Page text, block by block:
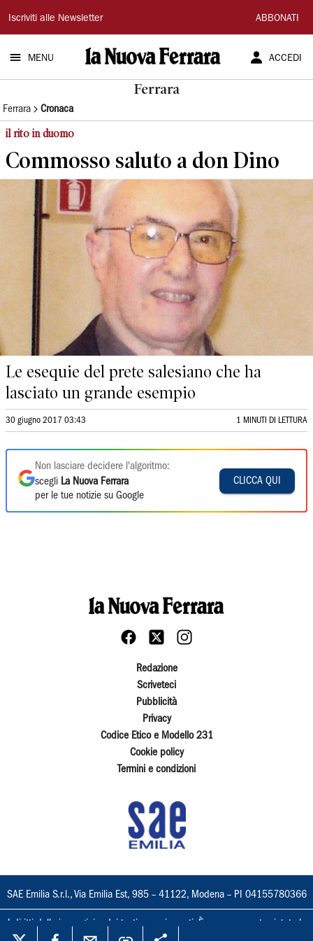
La
Nuova
Ferrara
Iscriviti alle Newsletter ABBONATI
MENU ACCEDI
Ferrara
Ferrara Cronaca
il rito in duomo
Commosso saluto a don Dino
Le esequie del prete salesiano che ha
lasciato un grande esempio
30 giugno 2017 03:43 1 MINUTI DI LETTURA
Non lasciare decidere l'algoritmo:
scegli La Nuova Ferrara
per le tue notizie su Google
CLICCA QUI
Redazione
Scriveteci
Pubblicità
Privacy
Codice Etico e Modello 231
Cookie policy
Termini e condizioni
SAE Emilia S.r.l., Via Emilia Est, 985 – 41122, Modena – PI 04155780366
I diritti delle immagini e dei testi sono riservati. È espressamente vietata la